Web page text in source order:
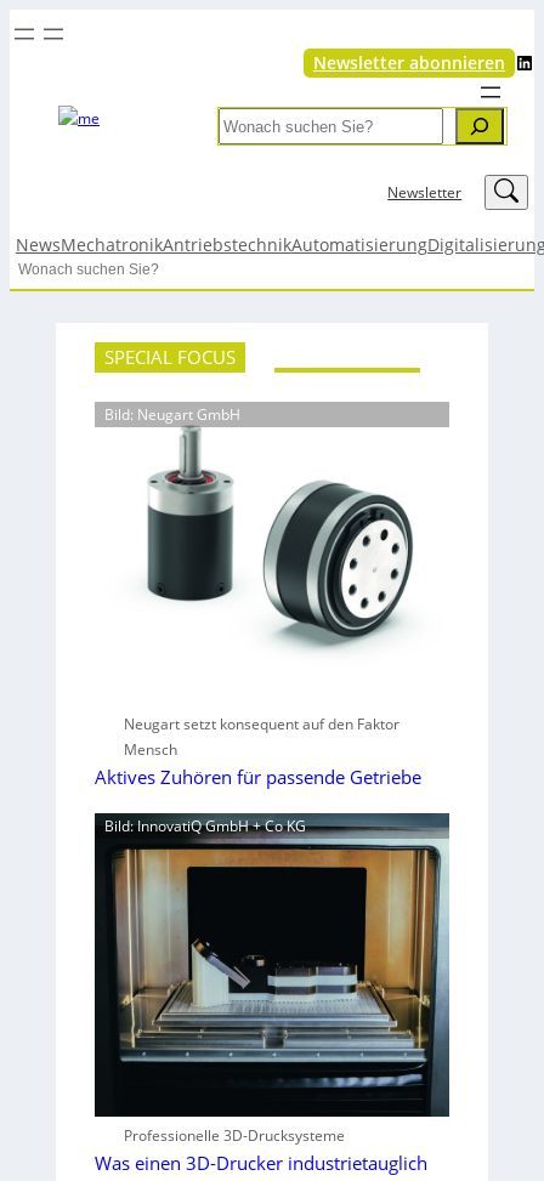
Newsletter abonnieren LinkedIn
Search
Newsletter LinkedIn
NewsMechatronikAntriebstechnikAutomatisierung
Search
SPECIAL FOCUS
Bild: Neugart GmbH
Neugart setzt konsequent auf den Faktor
Mensch
Aktives Zuhören für passende Getriebe
Bild: InnovatiQ GmbH + Co KG
Professionelle 3D-Drucksysteme
Was einen 3D-Drucker industrietauglich